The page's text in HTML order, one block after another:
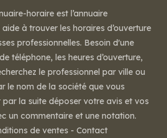
horaire est l’annuaire
à trouver les horaires d’ouverture
professionnelles. Besoin d'une
téléphone, les heures d’ouverture,
le professionnel par ville ou
le nom de la société que vous
la suite déposer votre avis et vos
un commentaire et une notation.
de ventes - Contact